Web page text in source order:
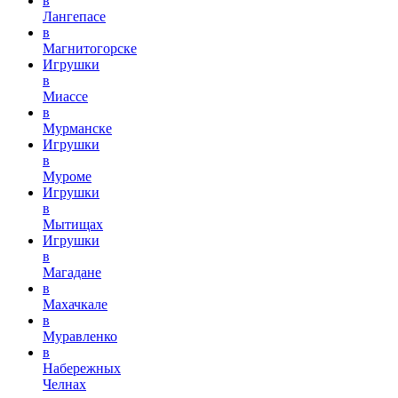
Лангепасе
в
Магнитогорске
Игрушки
в
Миассе
в
Мурманске
Игрушки
в
Муроме
Игрушки
в
Мытищах
Игрушки
в
Магадане
в
Махачкале
в
Муравленко
в
Набережных
Челнах